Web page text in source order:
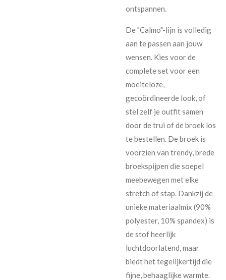
ontspannen.
De "Calmo"-lijn is volledig
aan te passen aan jouw
wensen. Kies voor de
complete set voor een
moeiteloze,
gecoördineerde look, of
stel zelf je outfit samen
door de trui of de broek los
te bestellen. De broek is
voorzien van trendy, brede
broekspijpen die soepel
meebewegen met elke
stretch of stap. Dankzij de
unieke materiaalmix (90%
polyester, 10% spandex) is
de stof heerlijk
luchtdoorlatend, maar
biedt het tegelijkertijd die
fijne, behaaglijke warmte.